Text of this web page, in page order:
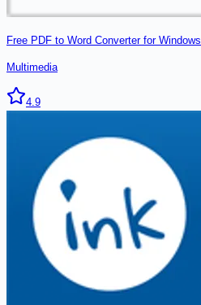
Free PDF to Word Converter for Windows
Multimedia
4.9